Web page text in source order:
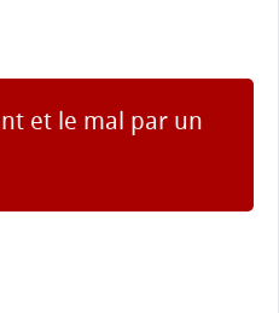
et le mal par un